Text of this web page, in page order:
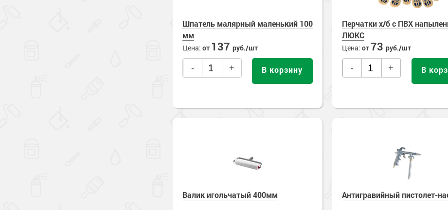
Шпатель малярный маленький 100
мм
Цена: от 137 руб./шт
- + В корзину
Перчатки х/б с ПВХ
ЛЮКС
Цена: от73 руб./шт
- + В
Валик игольчатый 400мм Антигравийный пистолет-